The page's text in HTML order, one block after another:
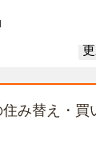
み替え・買